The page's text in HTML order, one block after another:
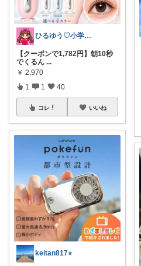
ひるゆう♡小学生2児ママ
【クーポンで1,782円】朝10秒
でくるん ...
￥ 2,970
1 1 40
コレ いいね
keitan817⭐︎